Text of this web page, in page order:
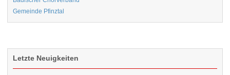
Gemeinde Pfinztal
Letzte Neuigkeiten